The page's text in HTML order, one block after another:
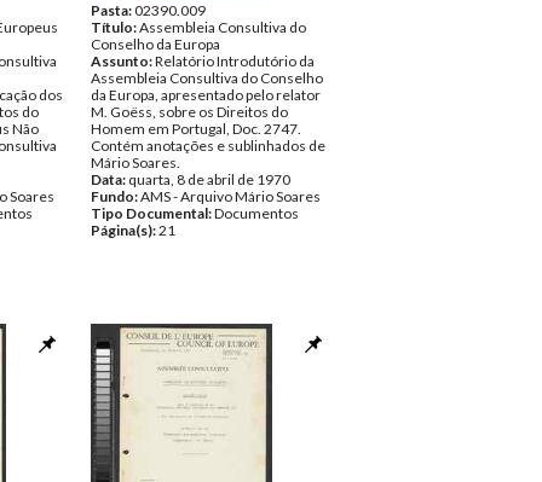
dos
do
Não
Soares
Pasta:02390.009
Título:Assembleia Consultiva do
Conselho da Europa
Assunto:Relatório Introdutório da
Assembleia Consultiva do Conselho
da Europa, apresentado pelo relator
M. Goëss, sobre os Direitos do
Homem em Portugal, Doc. 2747.
Contém anotações e sublinhados de
Mário Soares.
Data: quarta, 8 de abril de 1970
Fundo:AMS - Arquivo Mário Soares
Tipo Documental:Documentos
Página(s):21